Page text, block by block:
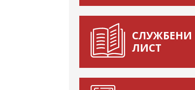
СЛУЖБЕНИ
ЛИСТ